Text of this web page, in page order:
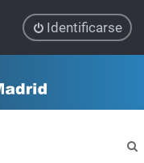
Identificarse